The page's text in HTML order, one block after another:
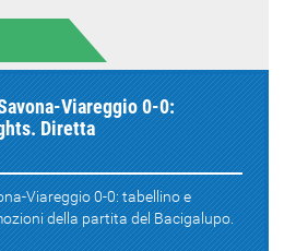
Viareggio 0-0:
Diretta
Viareggio 0-0: tabellino e
della partita del Bacigalupo.